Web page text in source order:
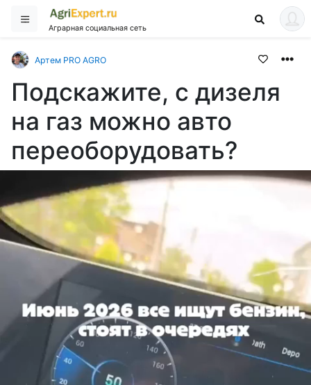
Аграрная социальная сеть
Артем PRO AGRO
Подскажите, с дизеля
на газ можно авто
переоборудовать?